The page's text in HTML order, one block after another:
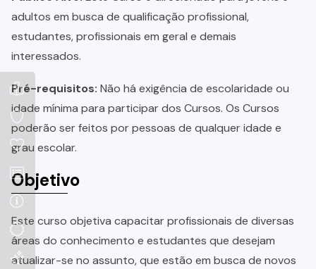
adultos em busca de qualificação profissional,
estudantes, profissionais em geral e demais
interessados.
Pré-requisitos: Não há exigência de escolaridade ou
idade mínima para participar dos Cursos. Os Cursos
poderão ser feitos por pessoas de qualquer idade e
grau escolar.
Objetivo
Este curso objetiva capacitar profissionais de diversas
áreas do conhecimento e estudantes que desejam
atualizar-se no assunto, que estão em busca de novos